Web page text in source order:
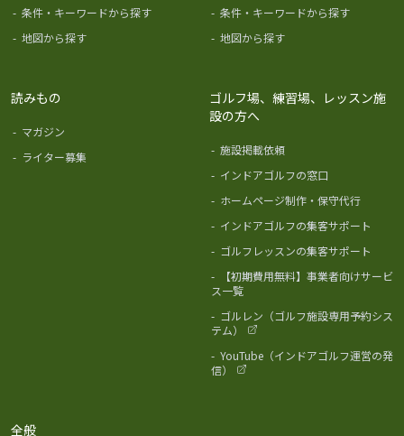
- 条件・キーワードから探す
- 地図から探す
- 条件・キーワードから探す
- 地図から探す
読みもの
- マガジン
- ライター募集
ゴルフ場、練習場、レッスン施
設の方へ
- 施設掲載依頼
- インドアゴルフの窓口
- ホームページ制作・保守代行
- インドアゴルフの集客サポート
- ゴルフレッスンの集客サポート
-
【初期費用無料】事業者向けサービ
ス一覧
- ゴルレン（ゴルフ施設専用予約シス
テム）
- YouTube（インドアゴルフ運営の発
信）
全般